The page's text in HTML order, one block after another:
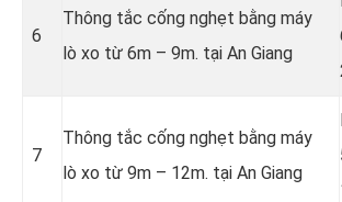
6
Thông tắc cống nghẹt bằng máy
lò xo từ 6m – 9m. tại An Giang
7
Thông tắc cống nghẹt bằng máy
lò xo từ 9m – 12m. tại An Giang